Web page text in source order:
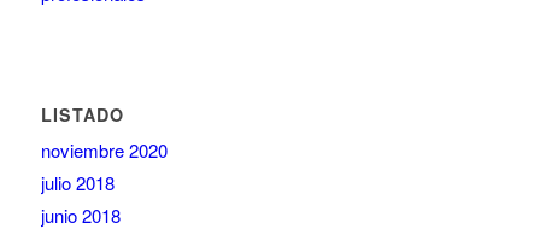
LISTADO
noviembre 2020
julio 2018
junio 2018